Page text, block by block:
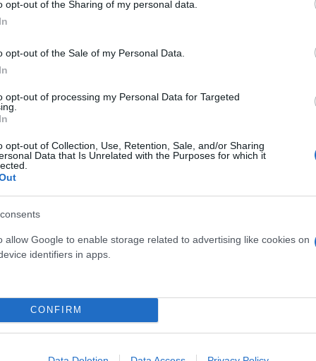
opt-out of the Sharing of my personal data.
opt-out of the Sale of my Personal Data.
opt-out of processing my Personal Data for Targeted
opt-out of Collection, Use, Retention, Sale, and/or Sharing
Data that Is Unrelated with the Purposes for which it
allow Google to enable storage related to advertising like cookies on
identifiers in apps.
CONFIRM
, αρχικά γνώρισε την αποθέωση, στην
«Θέλω να πω ένα μεγάλο ευχαριστώ γιατί όταν
μου ονειρευόμουν αυτές ακριβώς τις στιγμές.
πονέσαμε. Αλλά θέλω να πω κάτι που αυτή την
και το πρωτάθλημα»